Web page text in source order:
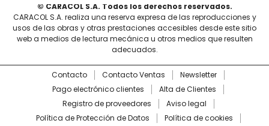
© CARACOL S.A. Todos los derechos reservados.
CARACOL S.A. realiza una reserva expresa de las reproducciones y
usos de las obras y otras prestaciones accesibles desde este sitio
web a medios de lectura mecánica u otros medios que resulten
adecuados.
Contacto Contacto Ventas
Newsletter
Pago electrónico clientes
Alta de Clientes
Registro de proveedores
Aviso legal
Política de Protección de Datos
Política de cookies